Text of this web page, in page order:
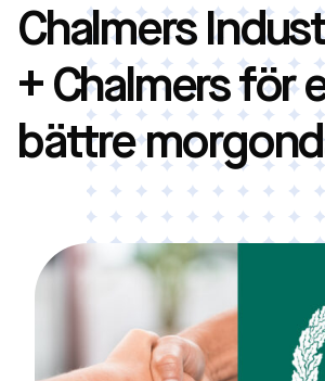
Cirkulär ekonomi
Energi
Innovationsledning
Material
Tillämpad AI
AKTUELLT
OM OSS
KONTAKTA OSS
JOBBA HOS OSS
Chalmers
+ Chalmers för
bättre